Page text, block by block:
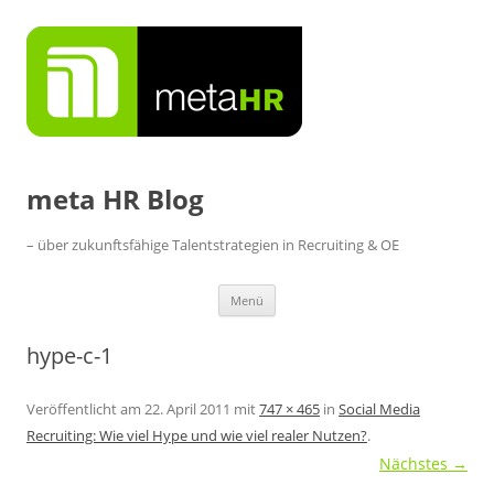
Inhalt
springen
meta HR Blog
– über zukunftsfähige Talentstrategien in Recruiting & OE
Menü
hype-c-1
Veröffentlicht am 22. April 2011 mit747 × 465 in Social Media
Recruiting: Wie viel Hype und wie viel realer Nutzen?.
Nächstes →